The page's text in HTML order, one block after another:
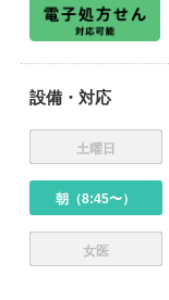
設備・対応
土曜日
朝（8:45〜）
女医